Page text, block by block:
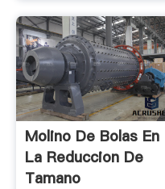
Molino De Bolas En
La Reduccion De
Tamano